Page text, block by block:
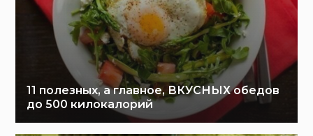
11 полезных, а главное, ВКУСНЫХ обедов
до 500 килокалорий